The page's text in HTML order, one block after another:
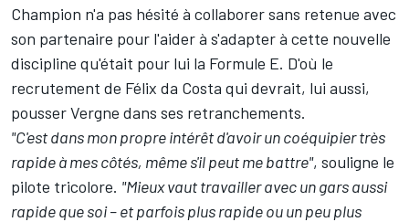
Champion n'a pas hésité à collaborer sans retenue avec
son partenaire pour l'aider à s'adapter à cette nouvelle
discipline qu'était pour lui la Formule E. D'où le
recrutement de Félix da Costa qui devrait, lui aussi,
pousser Vergne dans ses retranchements.
"C'est dans mon propre intérêt d'avoir un coéquipier très
rapide à mes côtés, même s'il peut me battre", souligne le
pilote tricolore. "Mieux vaut travailler avec un gars aussi
rapide que soi – et parfois plus rapide ou un peu plus